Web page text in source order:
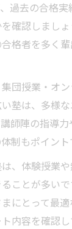
過去の合格
確認しまし
格者を多く
団授業・オ
塾は、多様
師陣の指導
制もポイント
、体験授業
ことが多い
にとって最
内容を確認し